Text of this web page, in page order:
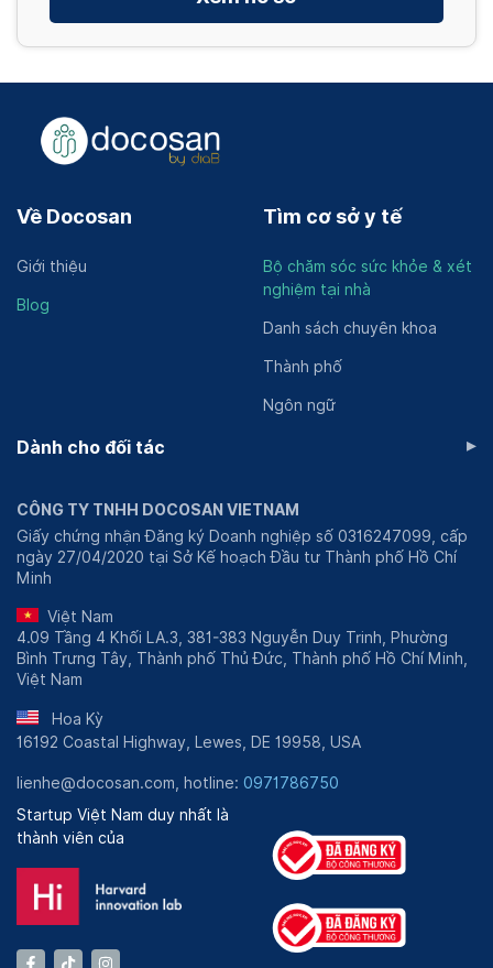
Về Docosan
Giới thiệu
Blog
Tìm cơ sở y tế
Bộ chăm sóc sức khỏe & xét
nghiệm tại nhà
Danh sách chuyên khoa
Thành phố
Ngôn ngữ
Dành cho đối tác ▸
CÔNG TY TNHH DOCOSAN VIETNAM
Giấy chứng nhận Đăng ký Doanh nghiệp số 0316247099, cấp
ngày 27/04/2020 tại Sở Kế hoạch Đầu tư Thành phố Hồ Chí
Minh
Việt Nam
4.09 Tầng 4 Khối LA.3, 381-383 Nguyễn Duy Trinh, Phường
Bình Trưng Tây, Thành phố Thủ Đức, Thành phố Hồ Chí Minh,
Việt Nam
Hoa Kỳ
16192 Coastal Highway, Lewes, DE 19958, USA
lienhe@docosan.com, hotline: 0971786750
Startup Việt Nam duy nhất là
thành viên của